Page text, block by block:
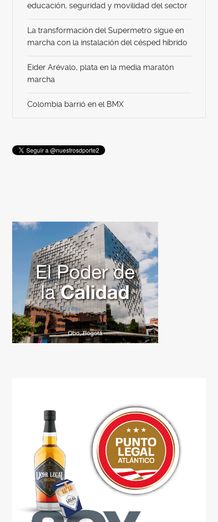
educación, seguridad y movilidad del sector
La transformación del Supermetro sigue en
marcha con la instalación del césped híbrido
Eider Arévalo, plata en la media maratón
marcha
Colombia barrió en el BMX